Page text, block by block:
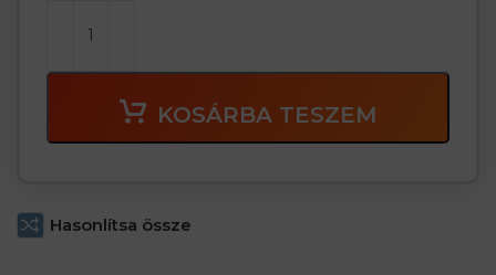
KOSÁRBA TESZEM
Hasonlítsa össze